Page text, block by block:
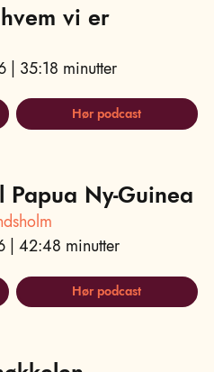
vi er
| 35:18 minutter
Hør podcast
Papua Ny-Guinea
| 42:48 minutter
Hør podcast